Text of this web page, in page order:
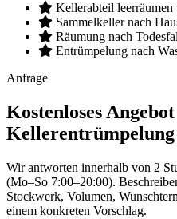
Kellerabteil
Sammelkeller nach
Räumung nach
Entrümpelung nach
Anfrage
Kostenloses
Kellerentrümpelung
Wir antworten innerhalb von 2
(Mo–So 7:00–20:00).
Stockwerk, Volumen,
einem konkreten Vorschlag.